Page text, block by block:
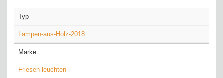
Typ
Lampen-aus-Holz-2018
Marke
Friesen-leuchten